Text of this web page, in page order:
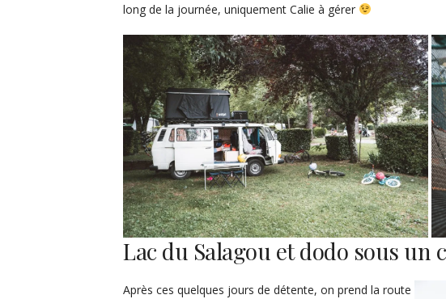
long de la journée, uniquement Calie à gérer
Lac du Salagou et dodo sous
Après ces quelques jours de détente, on prend la route